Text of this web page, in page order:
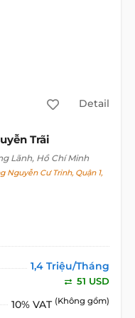
Detail
Trãi
Lãnh, Hồ Chí Minh
Cư Trinh, Quận 1,
1,4 Triệu/Tháng
51 USD
10% VAT (Không gồm)